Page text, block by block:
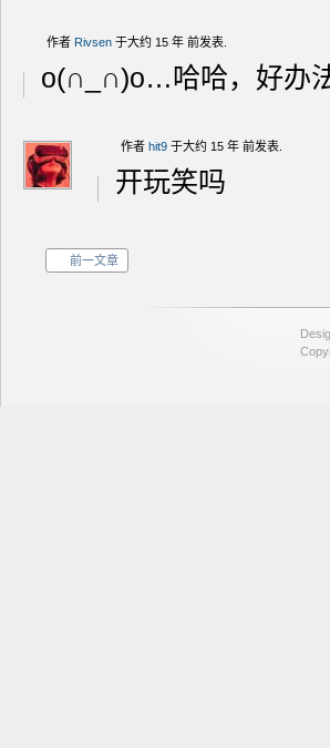
作者 Rivsen 于大约 15 年 前发表.
o(∩_∩)o…哈哈，好办法
作者 hit9 于大约 15 年 前发表.
开玩笑吗
前一文章